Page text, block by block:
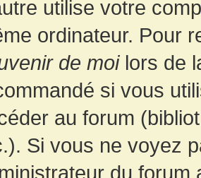
utilise votre
ordinateur. Pour
de moilors de
si vous
au forum
Si vous ne voyez
du forum